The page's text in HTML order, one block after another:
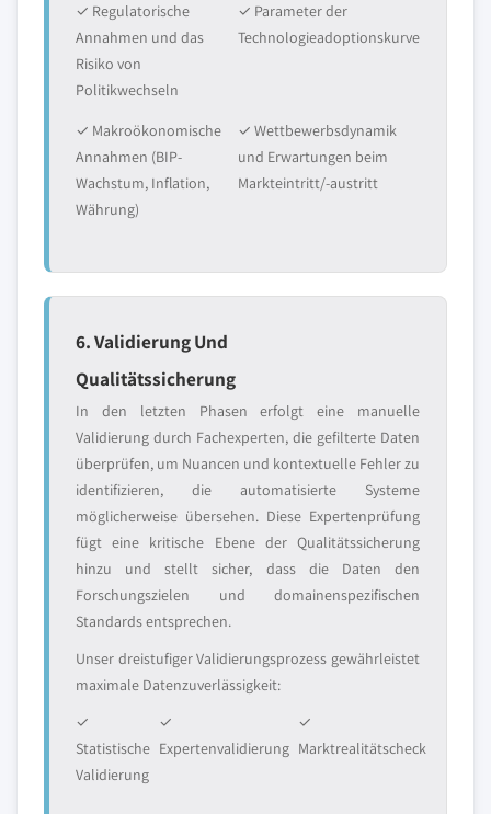
✓ Regulatorische
Annahmen und das
Risiko von
Politikwechseln
✓ Parameter der
Technologieadoptionskurve
✓ Makroökonomische
Annahmen (BIP-
Wachstum, Inflation,
Währung)
✓ Wettbewerbsdynamik
und Erwartungen beim
Markteintritt/-austritt
6. Validierung Und
Qualitätssicherung
In den letzten Phasen erfolgt eine manuelle
Validierung durch Fachexperten, die gefilterte Daten
überprüfen, um Nuancen und kontextuelle Fehler zu
identifizieren, die automatisierte Systeme
möglicherweise übersehen. Diese Expertenprüfung
fügt eine kritische Ebene der Qualitätssicherung
hinzu und stellt sicher, dass die Daten den
Forschungszielen und domainenspezifischen
Standards entsprechen.
Unser dreistufiger Validierungsprozess gewährleistet
maximale Datenzuverlässigkeit:
✓
Statistische
Validierung
✓
Expertenvalidierung
✓
Marktrealitätscheck